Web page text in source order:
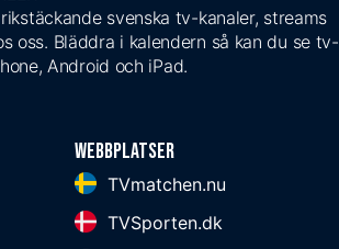
svenska tv-kanaler, streams
oss. Bläddra i kalendern så kan du se tv-
Android och iPad.
Webbplatser
TVmatchen.nu
TVSporten.dk